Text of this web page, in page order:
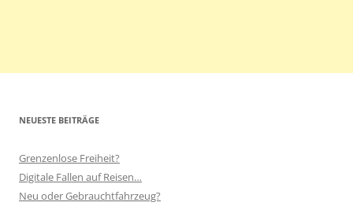
NEUESTE BEITRÄGE
Grenzenlose Freiheit?
Digitale Fallen auf Reisen…
Neu oder Gebrauchtfahrzeug?